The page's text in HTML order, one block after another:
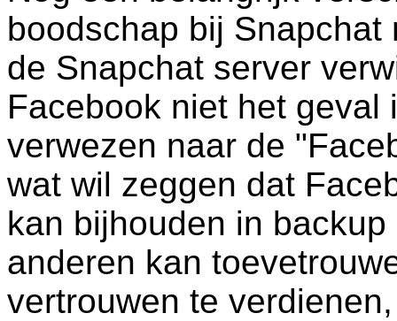
boodschap bij
de Snapchat server
Facebook niet het geval
verwezen naar de
wat wil zeggen dat
kan bijhouden in
anderen kan
vertrouwen te